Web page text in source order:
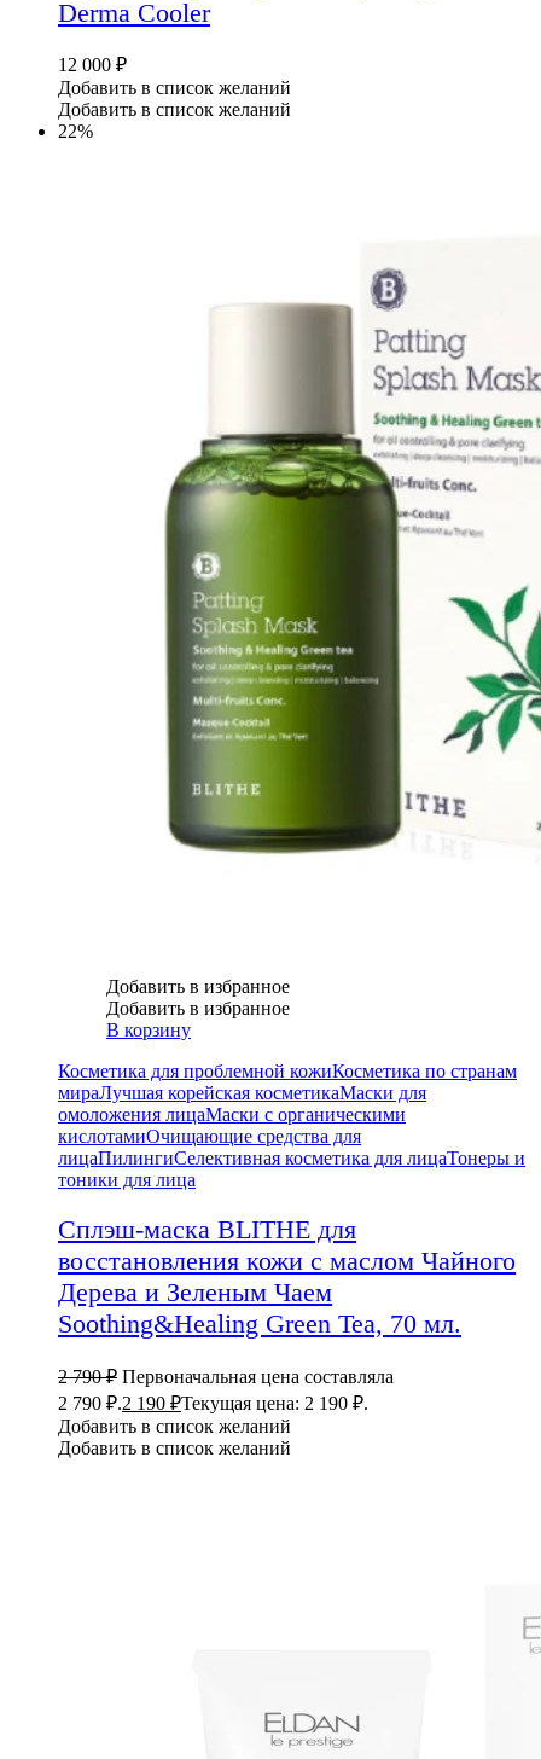
Derma Cooler
12 000 ₽
Добавить в список желаний
Добавить в список желаний
22%
Добавить в избранное
Добавить в избранное
В корзину
Косметика для проблемной кожиКосметика по странам
мираЛучшая корейская косметикаМаски для
омоложения лицаМаски с органическими
кислотамиОчищающие средства для
лицаПилингиСелективная косметика для лицаТонеры и
тоники для лица
Сплэш-маска BLITHE для
восстановления кожи с маслом Чайного
Дерева и Зеленым Чаем
Soothing&Healing Green Tea, 70 мл.
2 790₽ Первоначальная цена составляла
2 790 ₽.2 190 ₽Текущая цена: 2 190 ₽.
Добавить в список желаний
Добавить в список желаний